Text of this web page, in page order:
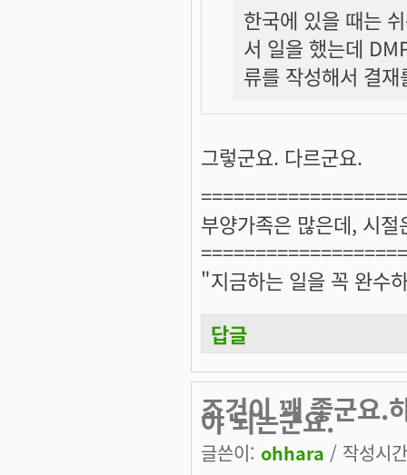
한국에 있을 때는
서 일을 했는데
류를 작성해서 결
그렇군요. 다르군요.
부양가족은 많은데, 시
"지금하는 일을 꼭 완수
답글
조건이 꽤 좋군요.
야 되는군요.
글쓴이: ohhara / 작성시